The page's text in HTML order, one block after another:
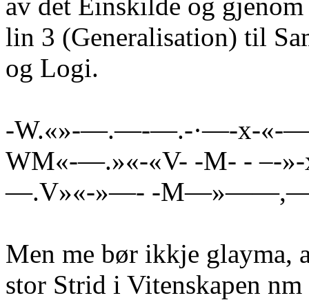
lin 3 (Generalisation) til
og Logi.
-W.«»-—.—-—.-·—-x-«-
WM«-—.»«-«V- -M- -
—.V»«-»—- -
Men me bør ikkje glayma,
stor Strid i Vitenskapen nm